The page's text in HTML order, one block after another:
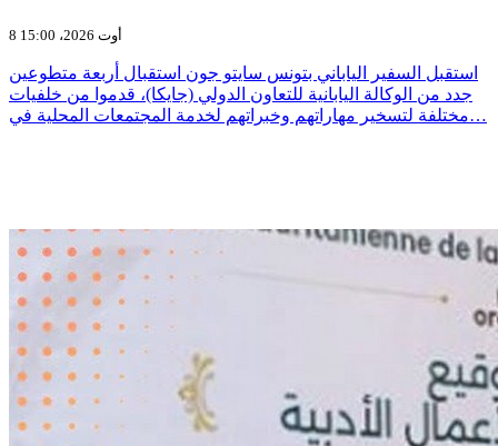
8 أوت 2026، 15:00
استقبل السفير الياباني بتونس سايتو جون استقبال أربعة متطوعين
جدد من الوكالة اليابانية للتعاون الدولي (جايكا)، قدموا من خلفيات
مختلفة لتسخير مهاراتهم وخبراتهم لخدمة المجتمعات المحلية في…